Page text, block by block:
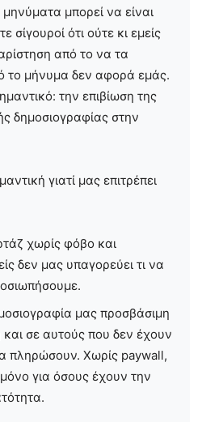
μπορεί να είναι
σίγουροί ότι ούτε κι εμείς
από το να τα
το μήνυμα δεν αφορά εμάς.
την επιβίωση της
δημοσιογραφίας στην
γιατί μας επιτρέπει
χωρίς φόβο και
δεν μας υπαγορεύει τι να
μας προσβάσιμη
σε αυτούς που δεν έχουν
πληρώσουν. Χωρίς paywall,
για όσους έχουν την